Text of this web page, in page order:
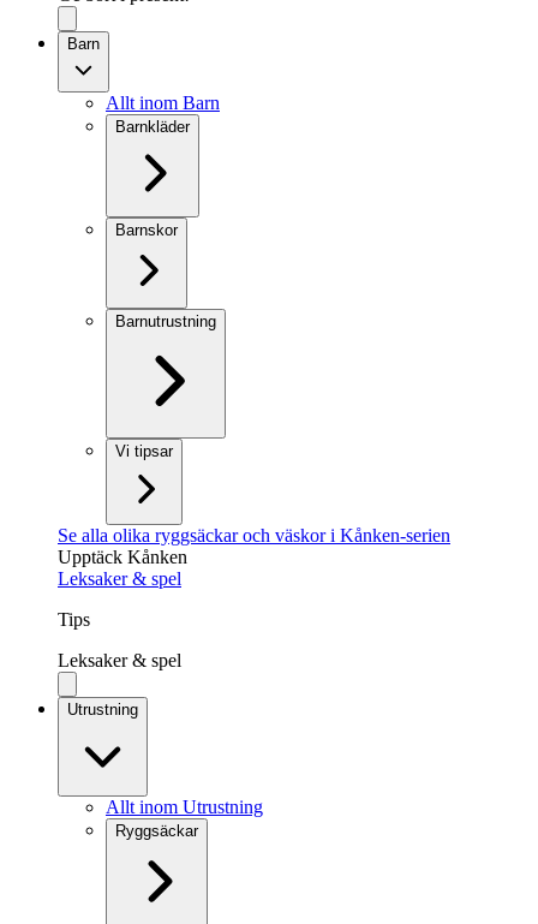
Barn
Allt inom Barn
Barnkläder
Barnskor
Barnutrustning
Vi tipsar
Se alla olika ryggsäckar och väskor i Kånken-serien
Upptäck Kånken
Leksaker & spel
Tips
Leksaker & spel
Utrustning
Allt inom Utrustning
Ryggsäckar